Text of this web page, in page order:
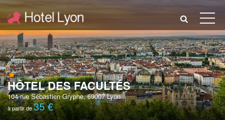
HÔTEL DES FACULTÉS
104 rue Sébastien Gryphe, 69007 Lyon
à partir de35 €